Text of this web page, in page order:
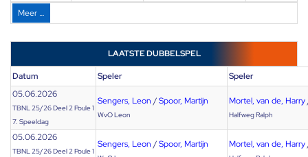
Meer …
LAATSTE DUBBELSPEL
Datum Speler
Speler
05.06.2026
TBNL 25/26 Deel 2 Poule 1
7. Speeldag
Sengers, Leon /Spoor, Martijn
WvO Leon
Mortel, van de, Harry
Halfweg Ralph
05.06.2026
TBNL 25/26 Deel 2 Poule 1
Sengers, Leon /Spoor, Martijn Mortel, van de, Harry